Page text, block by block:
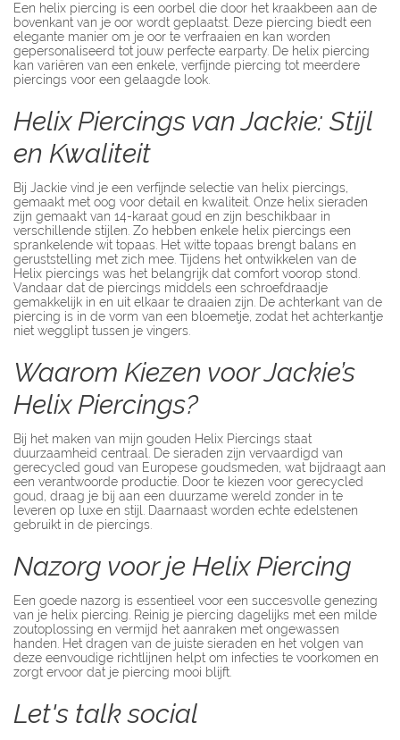
Een helix piercing is een oorbel die door het kraakbeen aan de
bovenkant van je oor wordt geplaatst. Deze piercing biedt een
elegante manier om je oor te verfraaien en kan worden
gepersonaliseerd tot jouw perfecte earparty. De helix piercing
kan variëren van een enkele, verfijnde piercing tot meerdere
piercings voor een gelaagde look.
Helix Piercings van Jackie: Stijl
en Kwaliteit
Bij Jackie vind je een verfijnde selectie van helix piercings,
gemaakt met oog voor detail en kwaliteit. Onze helix sieraden
zijn gemaakt van 14-karaat goud en zijn beschikbaar in
verschillende stijlen. Zo hebben enkele helix piercings een
sprankelende wit topaas. Het witte topaas brengt balans en
geruststelling met zich mee. Tijdens het ontwikkelen van de
Helix piercings was het belangrijk dat comfort voorop stond.
Vandaar dat de piercings middels een schroefdraadje
gemakkelijk in en uit elkaar te draaien zijn. De achterkant van de
piercing is in de vorm van een bloemetje, zodat het achterkantje
niet wegglipt tussen je vingers.
Waarom Kiezen voor Jackie’s
Helix Piercings?
Bij het maken van mijn gouden Helix Piercings staat
duurzaamheid centraal. De sieraden zijn vervaardigd van
gerecycled goud van Europese goudsmeden, wat bijdraagt aan
een verantwoorde productie. Door te kiezen voor gerecycled
goud, draag je bij aan een duurzame wereld zonder in te
leveren op luxe en stijl. Daarnaast worden echte edelstenen
gebruikt in de piercings.
Nazorg voor je Helix Piercing
Een goede nazorg is essentieel voor een succesvolle genezing
van je helix piercing. Reinig je piercing dagelijks met een milde
zoutoplossing en vermijd het aanraken met ongewassen
handen. Het dragen van de juiste sieraden en het volgen van
deze eenvoudige richtlijnen helpt om infecties te voorkomen en
zorgt ervoor dat je piercing mooi blijft.
Let's talk social